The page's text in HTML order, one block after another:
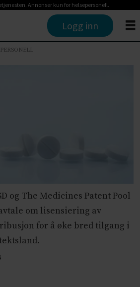
Annonser kun for helsepersonell.
Logg inn
og The Medicines Patent Pool
om lisensiering av
for å øke bred tilgang i